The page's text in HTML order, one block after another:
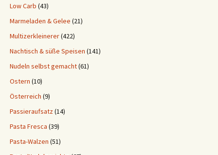
Low Carb (43)
Marmeladen & Gelee (21)
Multizerkleinerer(422)
Nachtisch & süße Speisen (141)
Nudeln selbst gemacht(61)
Ostern (10)
Österreich (9)
Passieraufsatz(14)
Pasta Fresca (39)
Pasta-Walzen (51)